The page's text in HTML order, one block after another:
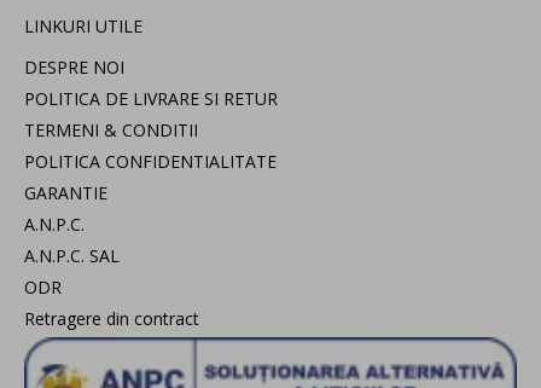
LINKURI UTILE
DESPRE NOI
POLITICA DE LIVRARE SI RETUR
TERMENI & CONDITII
POLITICA CONFIDENTIALITATE
GARANTIE
A.N.P.C.
A.N.P.C. SAL
ODR
Retragere din contract